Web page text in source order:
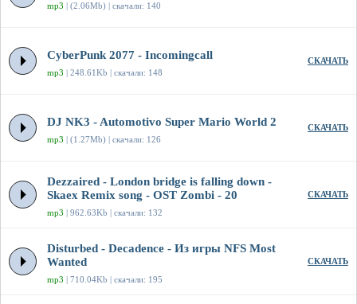
mp3 | (2.06Mb) | скачали: 140
CyberPunk 2077 - Incomingcall
mp3 | 248.61Kb | скачали: 148
СКАЧАТЬ
DJ NK3 - Automotivo Super Mario World 2
mp3 | (1.27Mb) | скачали: 126
СКАЧАТЬ
Dezzaired - London bridge is falling down -
Skaex Remix song - OST Zombi - 20
mp3 | 962.63Kb | скачали: 132
СКАЧАТЬ
Disturbed - Decadence - Из игры NFS Most
Wanted
mp3 | 710.04Kb | скачали: 195
СКАЧАТЬ